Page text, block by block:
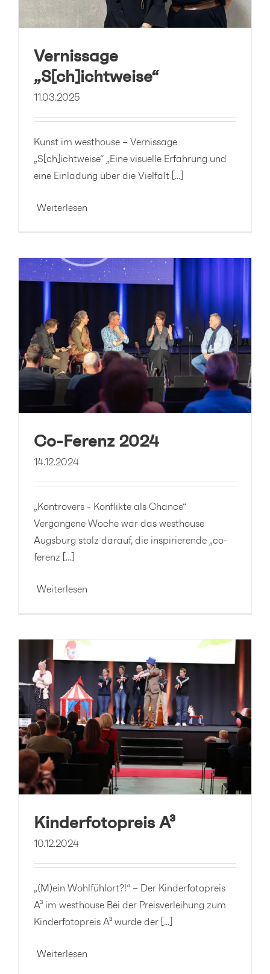
Vernissage
„S[ch]ichtweise“
11.03.2025
Kunst im westhouse – Vernissage
„S[ch]ichtweise“ „Eine visuelle Erfahrung und
eine Einladung über die Vielfalt [...]
Weiterlesen
Co-Ferenz 2024
14.12.2024
„Kontrovers - Konflikte als Chance“
Vergangene Woche war das westhouse
Augsburg stolz darauf, die inspirierende „co-
ferenz [...]
Weiterlesen
Kinderfotopreis A³
10.12.2024
„(M)ein Wohlfühlort?!“ – Der Kinderfotopreis
A³ im westhouse Bei der Preisverleihung zum
Kinderfotopreis A³ wurde der [...]
Weiterlesen